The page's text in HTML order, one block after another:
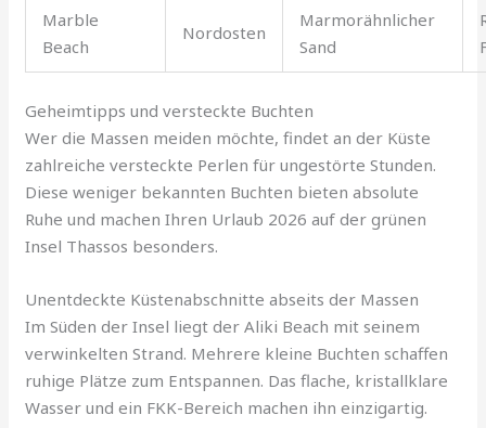
Marble
Beach
Nordosten
Marmorähnlicher
Sand
Geheimtipps und versteckte Buchten
Wer die Massen meiden möchte, findet an der Küste
zahlreiche versteckte Perlen für ungestörte Stunden.
Diese weniger bekannten Buchten bieten absolute
Ruhe und machen Ihren Urlaub 2026 auf der grünen
Insel Thassos besonders.
Unentdeckte Küstenabschnitte abseits der Massen
Im Süden der Insel liegt der Aliki Beach mit seinem
verwinkelten Strand. Mehrere kleine Buchten schaffen
ruhige Plätze zum Entspannen. Das flache, kristallklare
Wasser und ein FKK-Bereich machen ihn einzigartig.